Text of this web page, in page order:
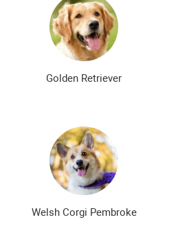
Golden Retriever
Welsh Corgi Pembroke